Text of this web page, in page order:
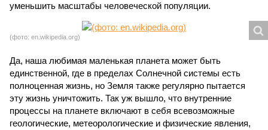
уменьшить масштабы человеческой популяции.
(фото: en.wikipedia.org)
Да, наша любимая маленькая планета может быть
единственной, где в пределах Солнечной системы есть
полноценная жизнь, но Земля также регулярно пытается
эту жизнь уничтожить. Так уж вышло, что внутренние
процессы на планете включают в себя всевозможные
геологические, метеорологические и физические явления,